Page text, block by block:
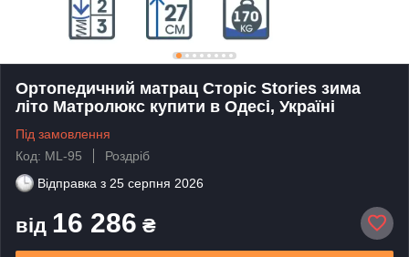
Ортопедичний матрац Сторіс Stories зима
літо Матролюкс купити в Одесі, Україні
Під замовлення
Код: ML-95
Роздріб
Відправка з 25 серпня 2026
від 16 286 ₴